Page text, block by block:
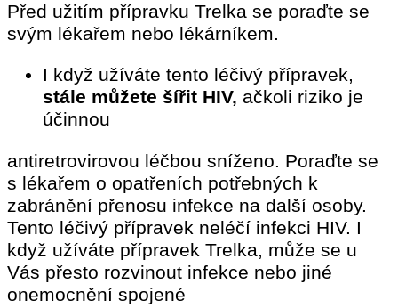
Před užitím přípravku Trelka se poraďte se
svým lékařem nebo lékárníkem.
I když užíváte tento léčivý přípravek,
stále můžete šířit HIV, ačkoli riziko je
účinnou
antiretrovirovou léčbou sníženo. Poraďte se
s lékařem o opatřeních potřebných k
zabránění přenosu infekce na další osoby.
Tento léčivý přípravek neléčí infekci HIV. I
když užíváte přípravek Trelka, může se u
Vás přesto rozvinout infekce nebo jiné
onemocnění spojené